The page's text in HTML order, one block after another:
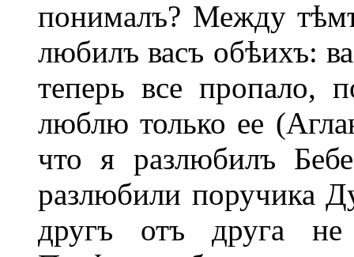
понималъ? Между
любилъ васъ обѣихъ:
теперь все пропало,
люблю только ее
что я разлюбилъ
разлюбили поручика
другъ отъ друга не